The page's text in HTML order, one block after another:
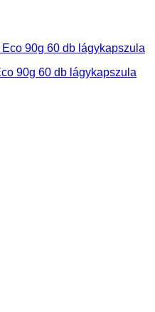
90g 60 db lágykapszula